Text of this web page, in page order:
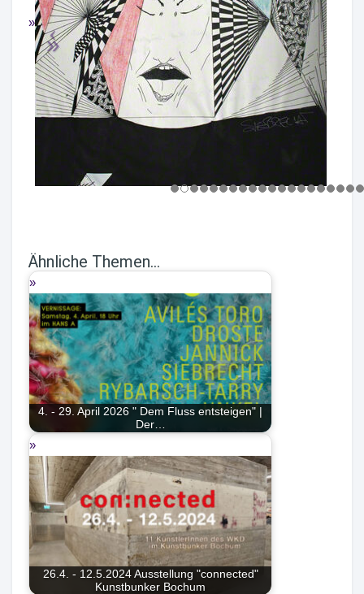
Ähnliche Themen...
4. - 29. April 2026 " Dem Fluss entsteigen" |
Der…
26.4. - 12.5.2024 Ausstellung "connected"
Kunstbunker Bochum